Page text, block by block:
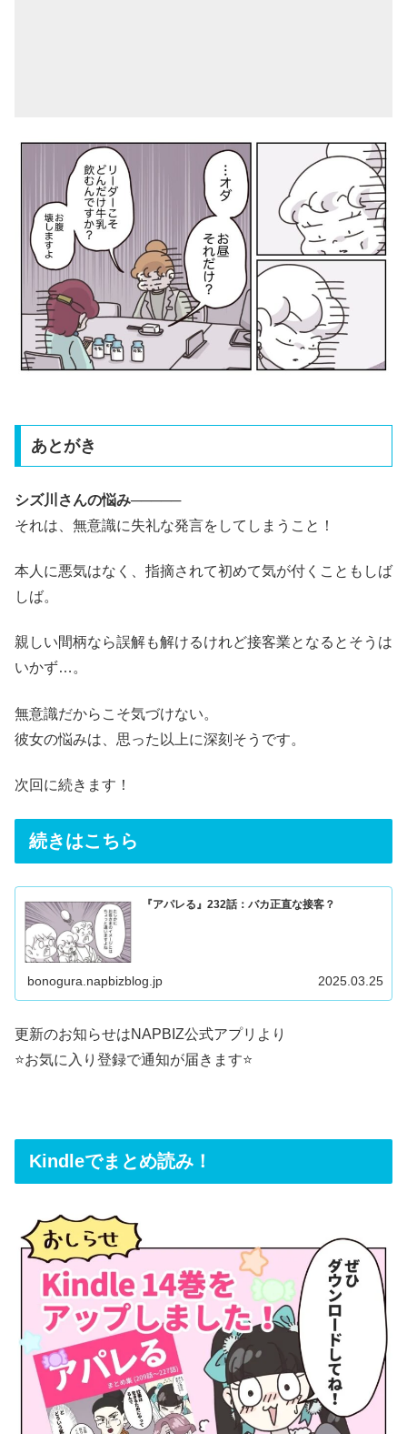
あとがき
シズ川さんの悩み─────
それは、無意識に失礼な発言をしてしまうこと！
本人に悪気はなく、指摘されて初めて気が付くこともしば
しば。
親しい間柄なら誤解も解けるけれど接客業となるとそうは
いかず…。
無意識だからこそ気づけない。
彼女の悩みは、思った以上に深刻そうです。
次回に続きます！
続きはこちら
『アパレる』232話：バカ正直な接客？
bonogura.napbizblog.jp 2025.03.25
更新のお知らせはNAPBIZ公式アプリより
⭐️お気に入り登録で通知が届きます⭐️
Kindleでまとめ読み！